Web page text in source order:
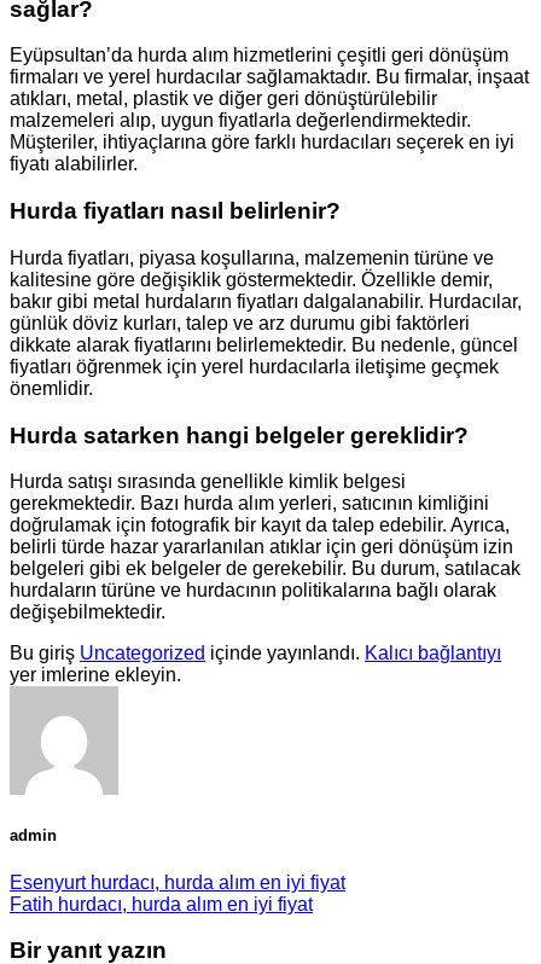
sağlar?
Eyüpsultan’da hurda alım hizmetlerini çeşitli geri dönüşüm
firmaları ve yerel hurdacılar sağlamaktadır. Bu firmalar, inşaat
atıkları, metal, plastik ve diğer geri dönüştürülebilir
malzemeleri alıp, uygun fiyatlarla değerlendirmektedir.
Müşteriler, ihtiyaçlarına göre farklı hurdacıları seçerek en iyi
fiyatı alabilirler.
Hurda fiyatları nasıl belirlenir?
Hurda fiyatları, piyasa koşullarına, malzemenin türüne ve
kalitesine göre değişiklik göstermektedir. Özellikle demir,
bakır gibi metal hurdaların fiyatları dalgalanabilir. Hurdacılar,
günlük döviz kurları, talep ve arz durumu gibi faktörleri
dikkate alarak fiyatlarını belirlemektedir. Bu nedenle, güncel
fiyatları öğrenmek için yerel hurdacılarla iletişime geçmek
önemlidir.
Hurda satarken hangi belgeler gereklidir?
Hurda satışı sırasında genellikle kimlik belgesi
gerekmektedir. Bazı hurda alım yerleri, satıcının kimliğini
doğrulamak için fotografik bir kayıt da talep edebilir. Ayrıca,
belirli türde hazar yararlanılan atıklar için geri dönüşüm izin
belgeleri gibi ek belgeler de gerekebilir. Bu durum, satılacak
hurdaların türüne ve hurdacının politikalarına bağlı olarak
değişebilmektedir.
Bu giriş Uncategorized içinde yayınlandı. Kalıcı bağlantıyı
yer imlerine ekleyin.
admin
Esenyurt hurdacı, hurda alım en iyi fiyat
Fatih hurdacı, hurda alım en iyi fiyat
Bir yanıt yazın